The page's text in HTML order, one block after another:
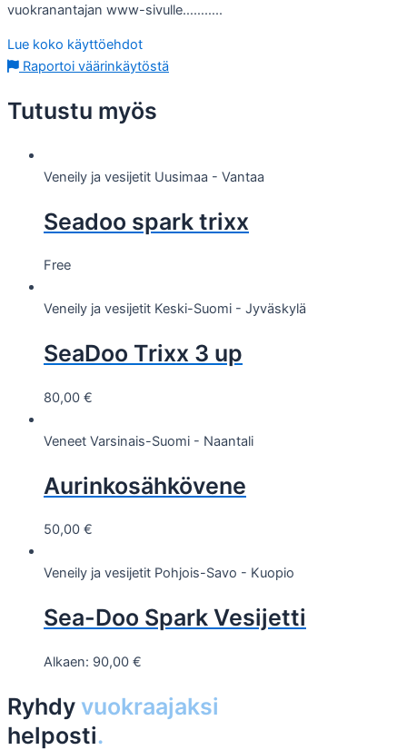
vuokranantajan www-sivulle………..
Lue koko käyttöehdot
Raportoi väärinkäytöstä
Tutustu myös
Veneily ja vesijetit Uusimaa - Vantaa
Seadoo spark trixx
Free
Veneily ja vesijetit Keski-Suomi - Jyväskylä
SeaDoo Trixx 3 up
80,00 €
Veneet Varsinais-Suomi - Naantali
Aurinkosähkövene
50,00 €
Veneily ja vesijetit Pohjois-Savo - Kuopio
Sea-Doo Spark Vesijetti
Alkaen: 90,00 €
Ryhdy vuokraajaksi
helposti.